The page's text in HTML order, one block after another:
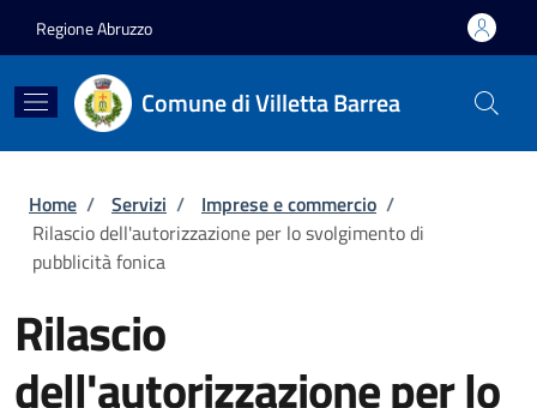
Regione Abruzzo
Comune di Villetta Barrea
Briciole di pane
Home / Servizi / Imprese e commercio /
Rilascio dell'autorizzazione per lo svolgimento di
pubblicità fonica
Rilascio
dell'autorizzazione per lo